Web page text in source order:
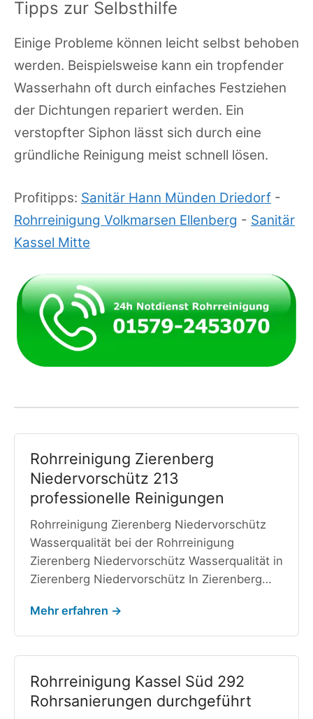
Tipps zur Selbsthilfe
Einige Probleme können leicht selbst behoben
werden. Beispielsweise kann ein tropfender
Wasserhahn oft durch einfaches Festziehen
der Dichtungen repariert werden. Ein
verstopfter Siphon lässt sich durch eine
gründliche Reinigung meist schnell lösen.
Profitipps: Sanitär Hann Münden Driedorf -
Rohrreinigung Volkmarsen Ellenberg - Sanitär
Kassel Mitte
Rohrreinigung Zierenberg
Niedervorschütz 213
professionelle Reinigungen
Rohrreinigung Zierenberg Niedervorschütz
Wasserqualität bei der Rohrreinigung
Zierenberg Niedervorschütz Wasserqualität in
Zierenberg Niedervorschütz In Zierenberg…
Mehr erfahren →
Rohrreinigung Kassel Süd 292
Rohrsanierungen durchgeführt